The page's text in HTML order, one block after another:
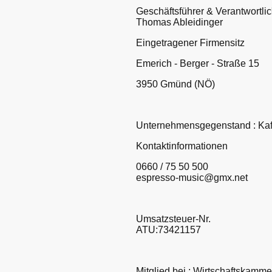
Geschäftsführer &
Thomas Ableidinger
Eingetragener Firmensitz
Emerich - Berger - Straße 15
3950 Gmünd (NÖ)
Unternehmensgegenstand :
Kontaktinformationen
0660 / 75 50 500
espresso-music@gmx.net
Umsatzsteuer-Nr.
ATU:73421157